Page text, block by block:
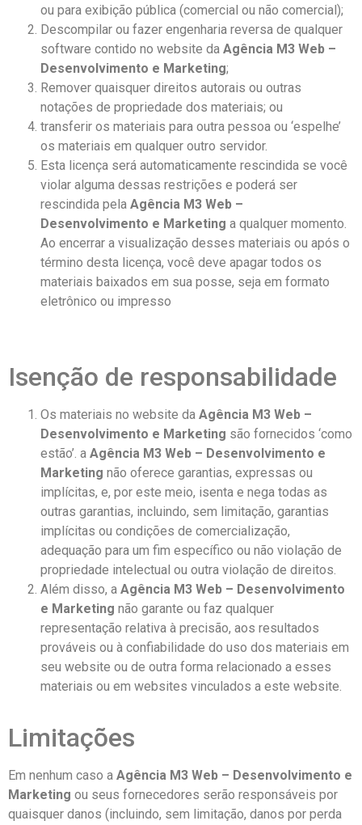
ou para exibição pública (comercial ou não comercial);
Descompilar ou fazer engenharia reversa de qualquer
software contido no website da Agência M3 Web –
Desenvolvimento e Marketing;
Remover quaisquer direitos autorais ou outras
notações de propriedade dos materiais; ou
transferir os materiais para outra pessoa ou ‘espelhe’
os materiais em qualquer outro servidor.
Esta licença será automaticamente rescindida se você
violar alguma dessas restrições e poderá ser
rescindida pela Agência M3 Web –
Desenvolvimento e Marketing a qualquer momento.
Ao encerrar a visualização desses materiais ou após o
término desta licença, você deve apagar todos os
materiais baixados em sua posse, seja em formato
eletrônico ou impresso
Isenção de responsabilidade
Os materiais no website da Agência M3 Web –
Desenvolvimento e Marketing são fornecidos ‘como
estão’. a Agência M3 Web – Desenvolvimento e
Marketing não oferece garantias, expressas ou
implícitas, e, por este meio, isenta e nega todas as
outras garantias, incluindo, sem limitação, garantias
implícitas ou condições de comercialização,
adequação para um fim específico ou não violação de
propriedade intelectual ou outra violação de direitos.
Além disso, a Agência M3 Web – Desenvolvimento
e Marketing não garante ou faz qualquer
representação relativa à precisão, aos resultados
prováveis ou à confiabilidade do uso dos materiais em
seu website ou de outra forma relacionado a esses
materiais ou em websites vinculados a este website.
Limitações
Em nenhum caso a Agência M3 Web – Desenvolvimento e
Marketing ou seus fornecedores serão responsáveis por
quaisquer danos (incluindo, sem limitação, danos por perda